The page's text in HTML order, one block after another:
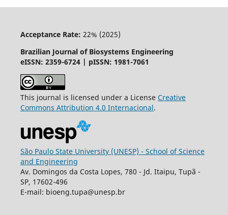
Acceptance Rate: 22% (2025)
Brazilian Journal of Biosystems Engineering
eISSN: 2359-6724 | pISSN: 1981-7061
This journal is licensed under a License Creative
Commons Attribution 4.0 Internacional.
São Paulo State University (UNESP) - School of Science
and Engineering
Av. Domingos da Costa Lopes, 780 - Jd. Itaipu, Tupã -
SP, 17602-496
E-mail: bioeng.tupa@unesp.br